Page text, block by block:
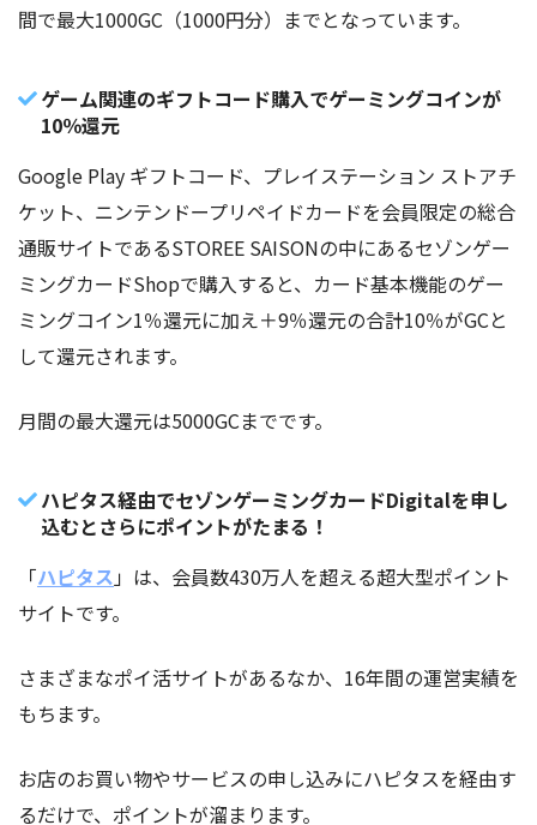
間で最大1000GC（1000円分）までとなっています。
ゲーム関連のギフトコード購入でゲーミングコインが
10％還元
Google Play ギフトコード、プレイステーション ストアチ
ケット、ニンテンドープリペイドカードを会員限定の総合
通販サイトであるSTOREE SAISONの中にあるセゾンゲー
ミングカードShopで購入すると、カード基本機能のゲー
ミングコイン1％還元に加え＋9％還元の合計10％がGCと
して還元されます。
月間の最大還元は5000GCまでです。
ハピタス経由でセゾンゲーミングカードDigitalを申し
込むとさらにポイントがたまる！
「ハピタス」は、会員数430万人を超える超大型ポイント
サイトです。
さまざまなポイ活サイトがあるなか、16年間の運営実績を
もちます。
お店のお買い物やサービスの申し込みにハピタスを経由す
るだけで、ポイントが溜まります。